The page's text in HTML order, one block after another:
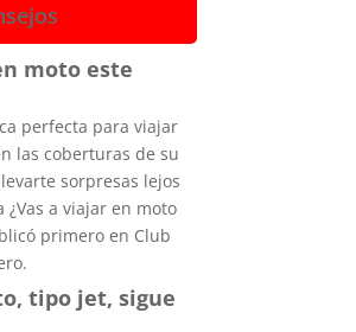
moto este
perfecta para viajar
las coberturas de su
sorpresas lejos
¿Vas a viajar en moto
primero en Club
tipo jet, sigue